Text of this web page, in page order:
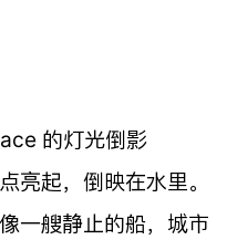
的灯光倒影
亮起，倒映在水里。
一艘静止的船，城市